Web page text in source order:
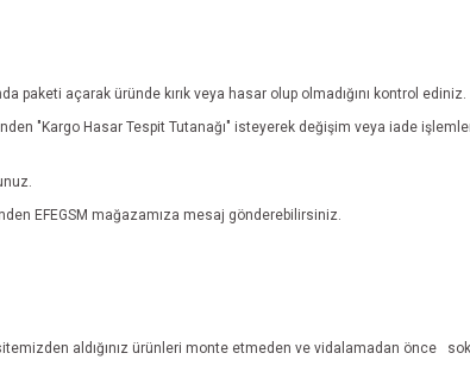
paketi açarak üründe kırık veya hasar olup olmadığını kontrol ediniz.
"Kargo Hasar Tespit Tutanağı" isteyerek değişim veya iade
EFEGSM mağazamıza mesaj gönderebilirsiniz.
aldığınız ürünleri monte etmeden ve vidalamadan önce